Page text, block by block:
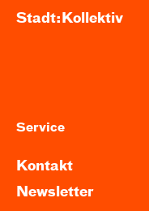
Stadt:Kollektiv
Service
Kontakt
Newsletter